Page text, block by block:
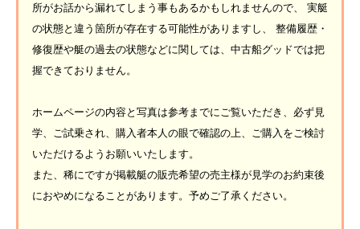
所がお話から漏れてしまう事もあるかもしれませんので、 実艇
の状態と違う箇所が存在する可能性がありますし、 整備履歴・
修復歴や艇の過去の状態などに関しては、中古船グッドでは把
握できておりません。
ホームページの内容と写真は参考までにご覧いただき、必ず見
学、ご試乗され、購入者本人の眼で確認の上、ご購入をご検討
いただけるようお願いいたします。
また、稀にですが掲載艇の販売希望の売主様が見学のお約束後
におやめになることがあります。予めご了承ください。